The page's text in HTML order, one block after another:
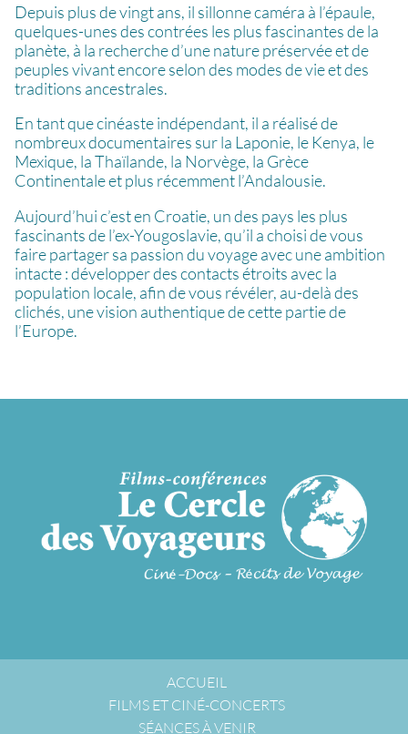
Depuis plus de vingt ans, il sillonne caméra à l’épaule,
quelques-unes des contrées les plus fascinantes de la
planète, à la recherche d’une nature préservée et de
peuples vivant encore selon des modes de vie et des
traditions ancestrales.
En tant que cinéaste indépendant, il a réalisé de
nombreux documentaires sur la Laponie, le Kenya, le
Mexique, la Thaïlande, la Norvège, la Grèce
Continentale et plus récemment l’Andalousie.
Aujourd’hui c’est en Croatie, un des pays les plus
fascinants de l’ex-Yougoslavie, qu’il a choisi de vous
faire partager sa passion du voyage avec une ambition
intacte : développer des contacts étroits avec la
population locale, afin de vous révéler, au-delà des
clichés, une vision authentique de cette partie de
l’Europe.
ACCUEIL
FILMS ET CINÉ-CONCERTS
SÉANCES À VENIR